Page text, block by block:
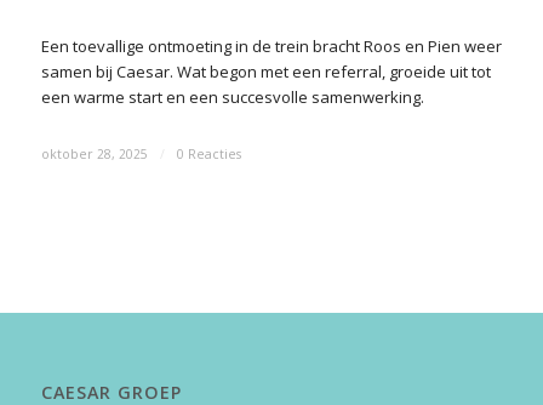
Een toevallige ontmoeting in de trein bracht Roos en Pien weer
samen bij Caesar. Wat begon met een referral, groeide uit tot
een warme start en een succesvolle samenwerking.
oktober 28, 2025 0 Reacties
CAESAR GROEP